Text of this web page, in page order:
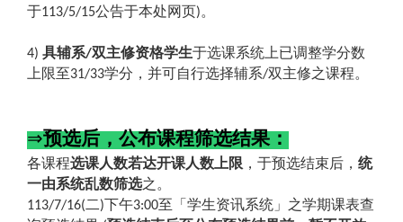
于113/5/15公告于本处网页)。
4) 具辅系/双主修资格学生于选课系统上已调整学分数
上限至31/33学分，并可自行选择辅系/双主修之课程。
⇒预选后，公布课程筛选结果：
各课程选课人数若达开课人数上限 ，于预选结束后， 统
一由系统乱数筛选之。
113/7/16(二)下午3:00至「学生资讯系统」之学期课表查